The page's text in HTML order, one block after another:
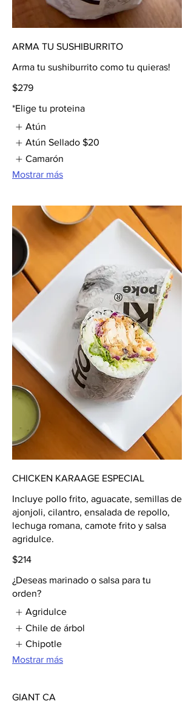
ARMA TU SUSHIBURRITO
Arma tu sushiburrito como tu quieras!
$279
*Elige tu proteina
Atún
Atún Sellado $20
Camarón
Mostrar más
CHICKEN KARAAGE ESPECIAL
Incluye pollo frito, aguacate, semillas de
ajonjoli, cilantro, ensalada de repollo,
lechuga romana, camote frito y salsa
agridulce.
$214
¿Deseas marinado o salsa para tu
orden?
Agridulce
Chile de árbol
Chipotle
Mostrar más
GIANT CA